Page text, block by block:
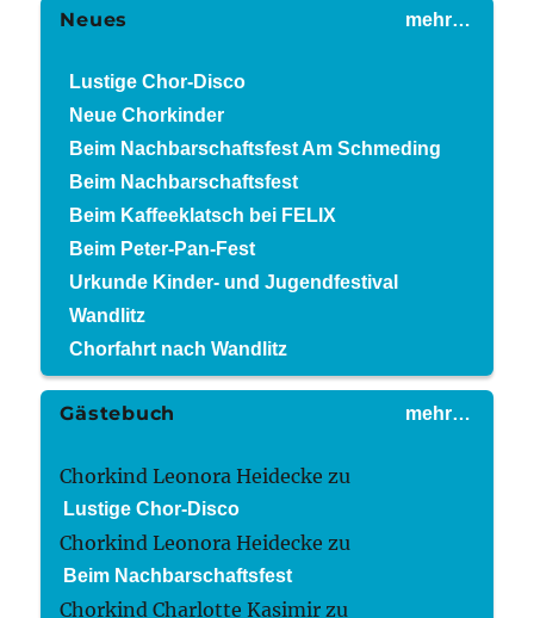
mehr…
Neues
Lustige Chor-Disco
Neue Chorkinder
Beim Nachbarschaftsfest Am Schmeding
Beim Nachbarschaftsfest
Beim Kaffeeklatsch bei FELIX
Beim Peter-Pan-Fest
Urkunde Kinder- und Jugendfestival
Wandlitz
Chorfahrt nach Wandlitz
mehr…
Gästebuch
Chorkind Leonora Heidecke zu
Lustige Chor-Disco
Chorkind Leonora Heidecke zu
Beim Nachbarschaftsfest
Chorkind Charlotte Kasimir zu